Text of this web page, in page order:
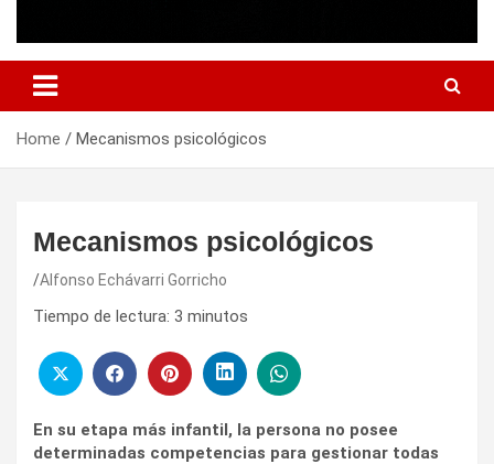
Home Mecanismos psicológicos
Mecanismos psicológicos
Alfonso Echávarri Gorricho
Tiempo de lectura: 3 minutos
En su etapa más infantil, la persona no posee
determinadas competencias para gestionar todas